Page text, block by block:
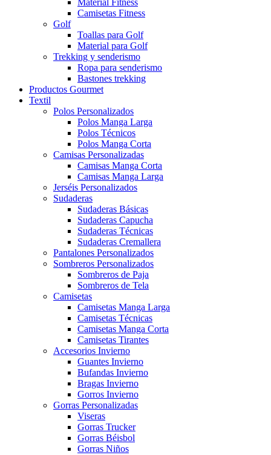
Camisetas Fitness
Golf
Toallas para Golf
Material para Golf
Trekking y senderismo
Ropa para senderismo
Bastones trekking
Productos Gourmet
Textil
Polos Personalizados
Polos Manga Larga
Polos Técnicos
Polos Manga Corta
Camisas Personalizadas
Camisas Manga Corta
Camisas Manga Larga
Jerséis Personalizados
Sudaderas
Sudaderas Básicas
Sudaderas Capucha
Sudaderas Técnicas
Sudaderas Cremallera
Pantalones Personalizados
Sombreros Personalizados
Sombreros de Paja
Sombreros de Tela
Camisetas
Camisetas Manga Larga
Camisetas Técnicas
Camisetas Manga Corta
Camisetas Tirantes
Accesorios Invierno
Guantes Invierno
Bufandas Invierno
Bragas Invierno
Gorros Invierno
Gorras Personalizadas
Viseras
Gorras Trucker
Gorras Béisbol
Gorras Niños